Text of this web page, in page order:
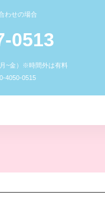
わせの場合
0513
~金）※時間外は有料
4050-0515